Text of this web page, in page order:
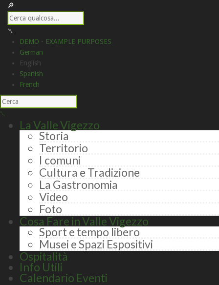
DEMO - EXAMPLE PURPOSES
German
English
Spanish
French
La Valle Vigezzo
Storia
Territorio
I comuni
Cultura e Tradizione
La Gastronomia
Video
Foto
Cosa Fare in Valle Vigezzo
Sport e tempo libero
Musei e Spazi Espositivi
Ospitalità
Info Utili
Calendario Eventi